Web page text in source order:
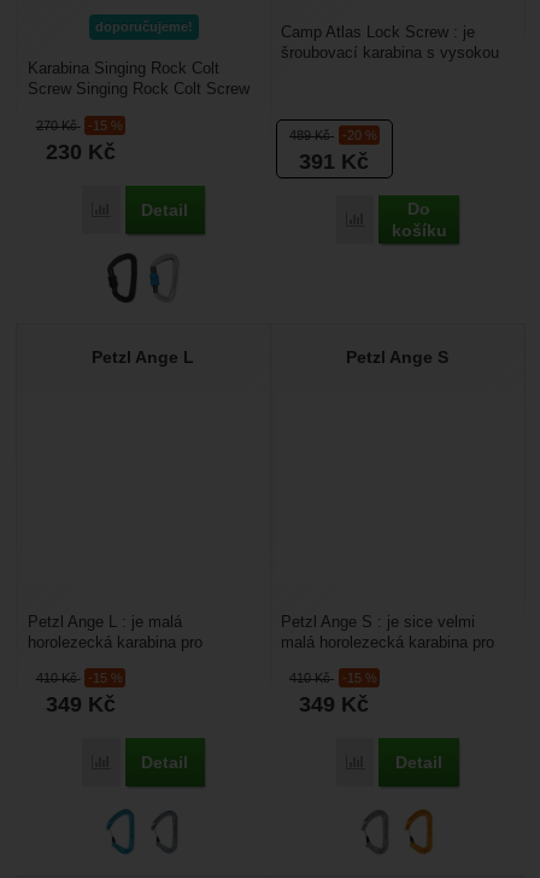
doporučujeme!
270Kč -15 %
230 Kč
Porovnat
Detail
Karabina Singing Rock Colt
Screw Singing Rock Colt Screw
karabina se šroubovací...
489Kč -20 %
391 Kč
Porovnat
Do
košíku
Camp Atlas Lock Screw : je
šroubovací karabina s vysokou
Petzl Ange L
410Kč -15 %
349 Kč
Porovnat
Detail
Petzl Ange L : je malá
horolezecká karabina pro
zajímavá nízkou hmotností...
Petzl Ange S
410Kč -15 %
349 Kč
Porovnat
Detail
Petzl Ange S : je sice velmi
malá horolezecká karabina pro
zajímavá extrémně...